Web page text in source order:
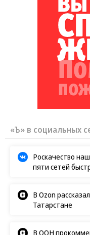
«Ъ» в социальных
Роскачество
пяти сетей
В Ozon
Татарстане
В ООН